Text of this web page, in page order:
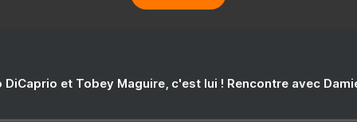
DiCaprio et Tobey Maguire, c'est lui ! Rencontre avec